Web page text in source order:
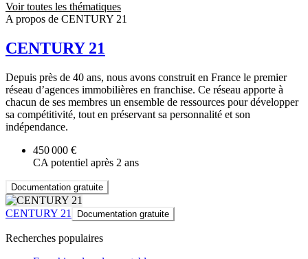
Voir toutes les thématiques
A propos de CENTURY 21
CENTURY 21
Depuis près de 40 ans, nous avons construit en France le premier
réseau d’agences immobilières en franchise. Ce réseau apporte à
chacun de ses membres un ensemble de ressources pour développer
sa compétitivité, tout en préservant sa personnalité et son
indépendance.
450 000 €
CA potentiel après 2 ans
Documentation gratuite
CENTURY 21 Documentation gratuite
Recherches populaires